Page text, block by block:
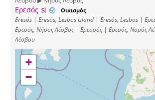
Ερεσός Οικισμός
Eresós | Eresós, Lesbos Island | Eresós, Lesbos |
Ερεσός, Νήσος Λέσβος | Ερεσσός | Ερεσός, Νομός
Λέσβου
+
−